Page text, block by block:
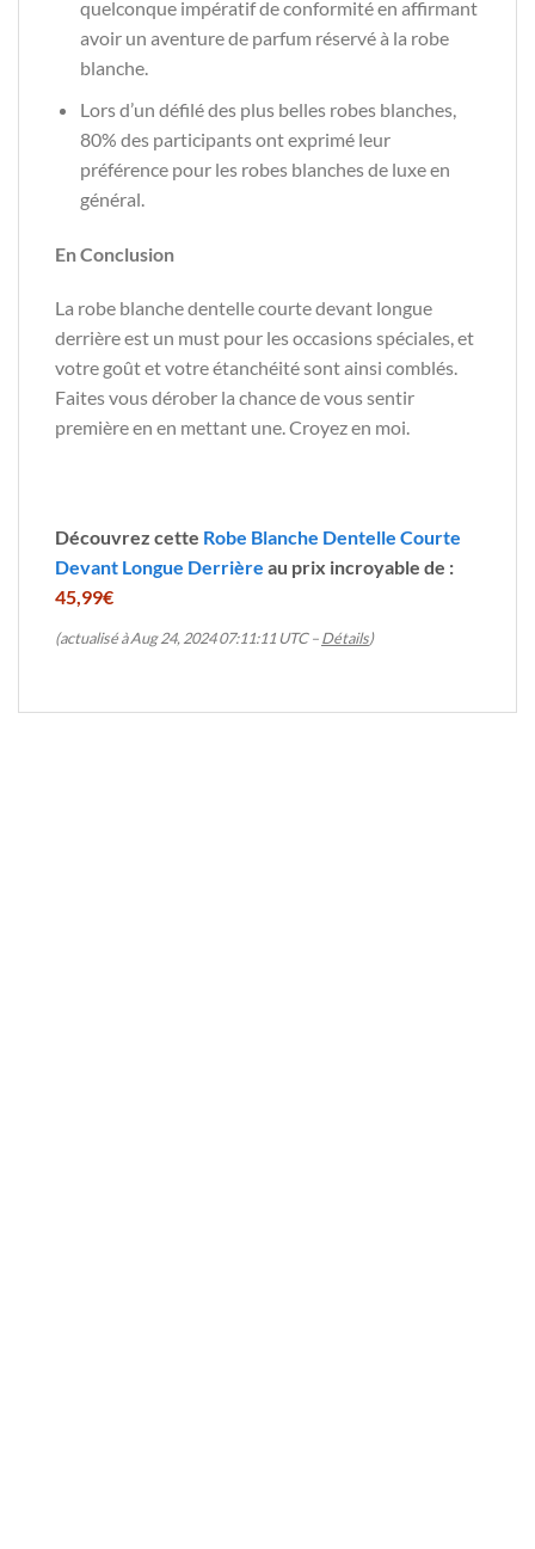
quelconque impératif de conformité en affirmant
avoir un aventure de parfum réservé à la robe
blanche.
Lors d’un défilé des plus belles robes blanches,
80% des participants ont exprimé leur
préférence pour les robes blanches de luxe en
général.
En Conclusion
La robe blanche dentelle courte devant longue
derrière est un must pour les occasions spéciales, et
votre goût et votre étanchéité sont ainsi comblés.
Faites vous dérober la chance de vous sentir
première en en mettant une. Croyez en moi.
Découvrez cette Robe Blanche Dentelle Courte
Devant Longue Derrière au prix incroyable de :
45,99€
(actualisé à Aug 24, 2024 07:11:11 UTC –Détails)